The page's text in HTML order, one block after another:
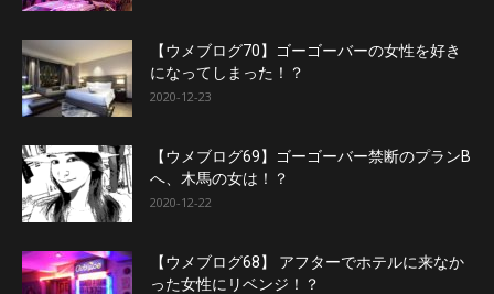
【ウメブログ70】ゴーゴーバーの女性を好き
になってしまった！？
2020-12-23
【ウメブログ69】ゴーゴーバー禁断のプランB
へ、木馬の女は！？
2020-12-22
【ウメブログ68】 アフターでホテルに来なか
った女性にリベンジ！？